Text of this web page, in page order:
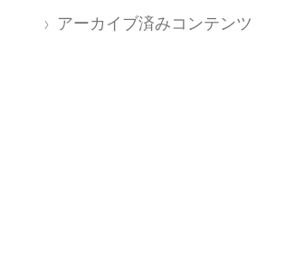
アーカイブ済みコンテンツ